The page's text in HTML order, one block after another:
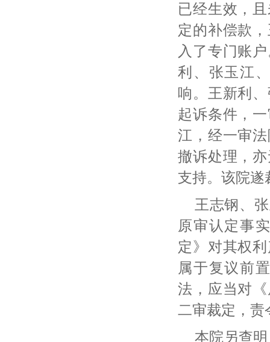
已经生效，
定的补偿款
入了专门账
利、张玉江
响。王新利
起诉条件，
江，经一审
撤诉处理，
支持。该院遂
王志钢、
原审认定事
定》对其权
属于复议前
法，应当对
二审裁定，责
本院另查